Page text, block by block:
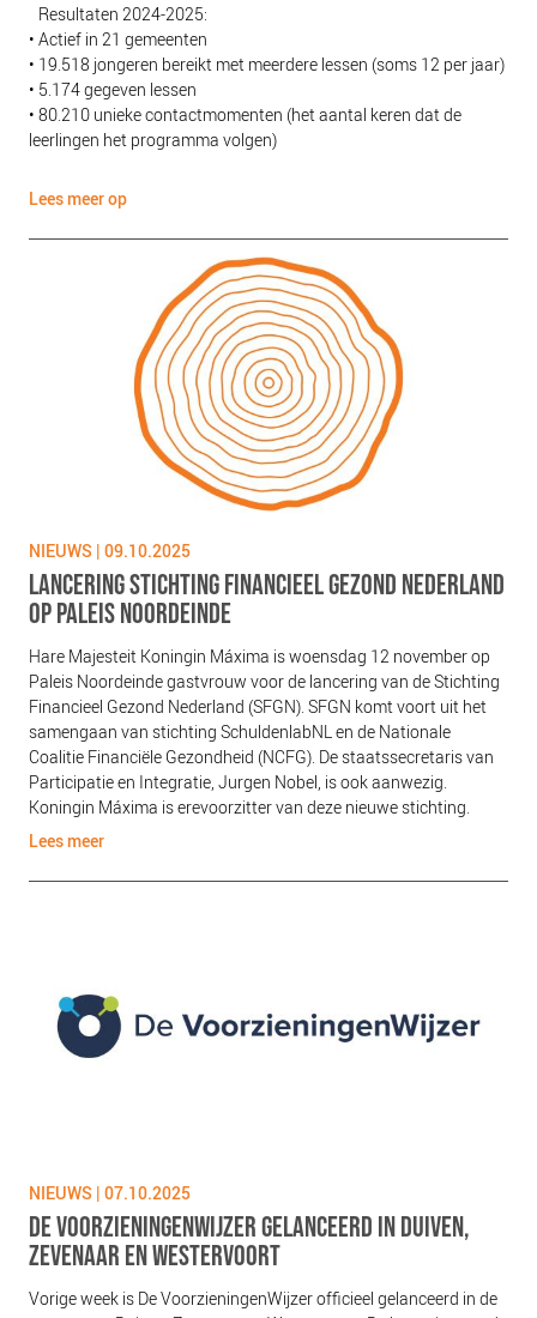
Resultaten 2024-2025:
• Actief in 21 gemeenten
• 19.518 jongeren bereikt met meerdere lessen (soms 12 per jaar)
• 5.174 gegeven lessen
• 80.210 unieke contactmomenten (het aantal keren dat de
leerlingen het programma volgen)
Lees meer op
NIEUWS | 09.10.2025
LANCERING STICHTING FINANCIEEL GEZOND NEDERLAND
OP PALEIS NOORDEINDE
Hare Majesteit Koningin Máxima is woensdag 12 november op
Paleis Noordeinde gastvrouw voor de lancering van de Stichting
Financieel Gezond Nederland (SFGN). SFGN komt voort uit het
samengaan van stichting SchuldenlabNL en de Nationale
Coalitie Financiële Gezondheid (NCFG). De staatssecretaris van
Participatie en Integratie, Jurgen Nobel, is ook aanwezig.
Koningin Máxima is erevoorzitter van deze nieuwe stichting.
Lees meer
NIEUWS | 07.10.2025
DE VOORZIENINGENWIJZER GELANCEERD IN DUIVEN,
ZEVENAAR EN WESTERVOORT
Vorige week is De VoorzieningenWijzer officieel gelanceerd in de